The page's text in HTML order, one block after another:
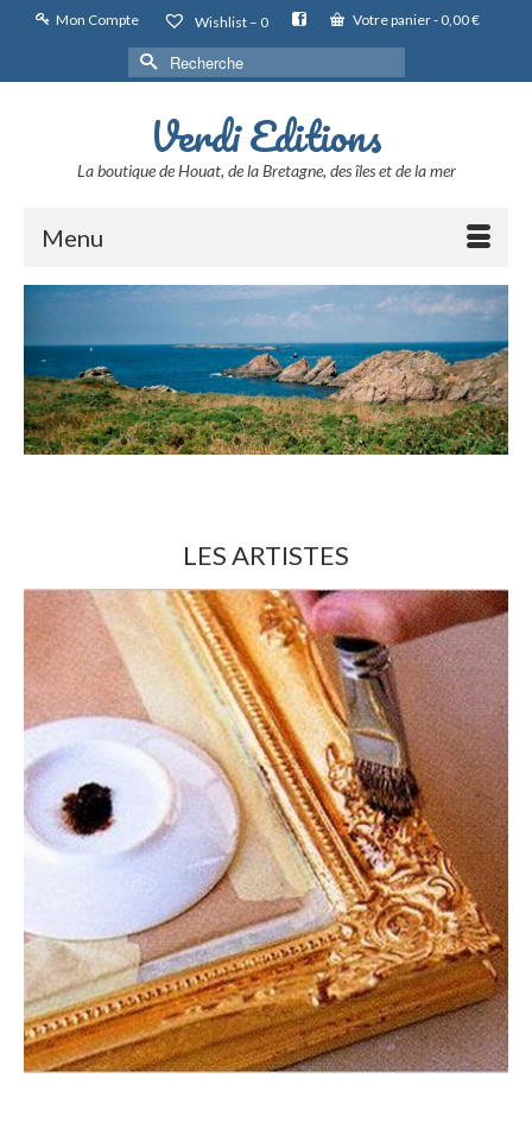
Mon Compte Wishlist – 0 Votre panier- 0,00€
Rechercher :
Verdi Editions
La boutique de Houat, de la Bretagne, des îles et de la mer
Menu
LES ARTISTES